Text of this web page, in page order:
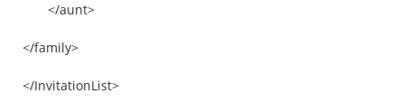
</aunt>
</family>
</InvitationList>